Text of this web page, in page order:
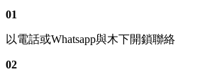
01
以電話或Whatsapp與木下開鎖聯絡
02